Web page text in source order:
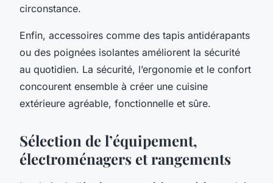
circonstance.
Enfin, accessoires comme des tapis antidérapants
ou des poignées isolantes améliorent la sécurité
au quotidien. La sécurité, l’ergonomie et le confort
concourent ensemble à créer une cuisine
extérieure agréable, fonctionnelle et sûre.
Sélection de l’équipement,
électroménagers et rangements